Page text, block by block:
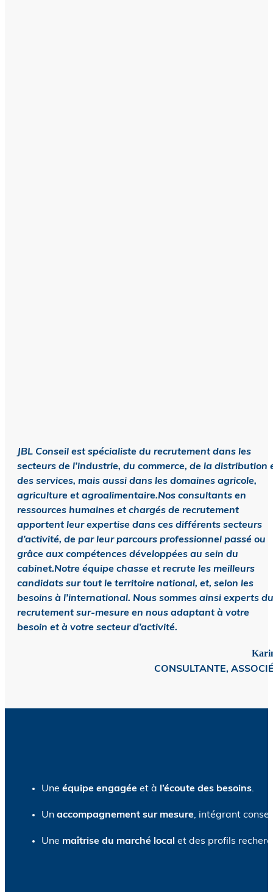
JBL Conseil est spécialiste du recrutement dans les
secteurs de l’industrie, du commerce, de la distribution
des services, mais aussi dans les domaines agricole,
agriculture et agroalimentaire.Nos consultants en
ressources humaines et chargés de recrutement
apportent leur expertise dans ces différents secteurs
d’activité, de par leur parcours professionnel passé ou
grâce aux compétences développées au sein du
cabinet.Notre équipe chasse et recrute les meilleurs
candidats sur tout le territoire national, et, selon les
besoins à l’international. Nous sommes ainsi experts du
recrutement sur-mesure en nous adaptant à votre
besoin et à votre secteur d’activité.
CONSULTANTE,
Une équipe engagée et à l’écoute des besoins.
Un accompagnement sur mesure, intégrant
Une maîtrise du marché local et des profils